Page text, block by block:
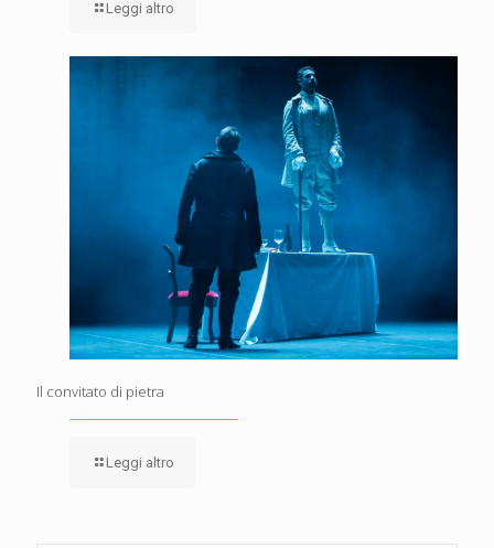
Leggi altro
Il convitato di pietra
Leggi altro